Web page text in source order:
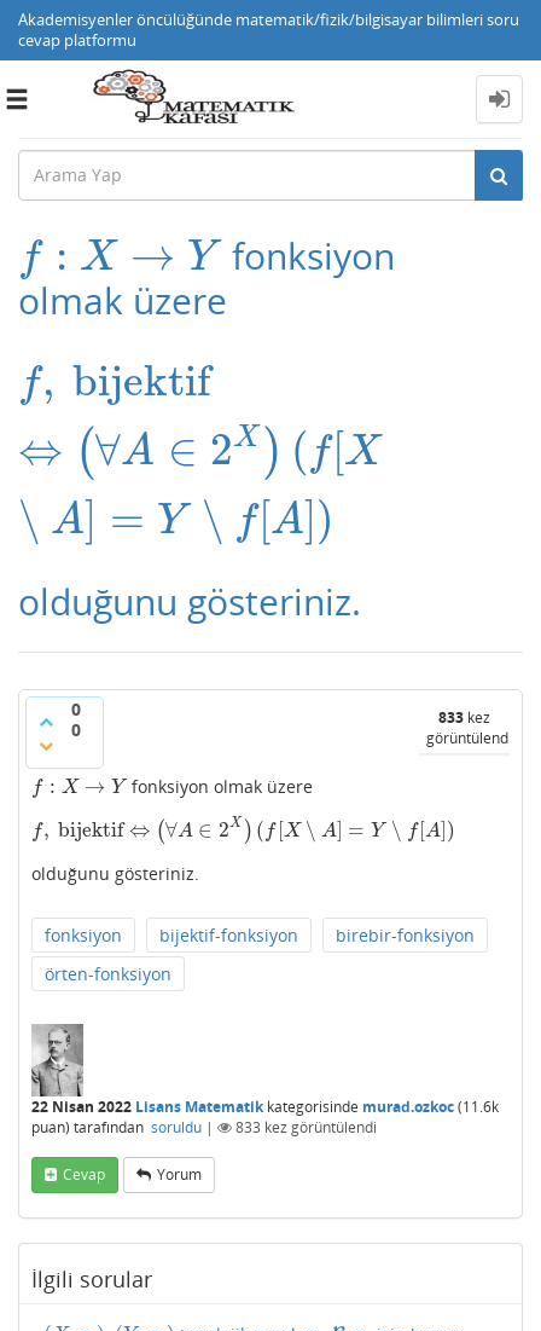
Akademisyenler öncülüğünde matematik/fizik/bilgisayar bilimleri soru
cevap platformu
Toggle
f : X → Y
f:X→Y
fonksiyon
olmak üzere
f, bijektif
⇔ (∀A ∈ 2X ) ( f[X
∖ A] = Y ∖ f[A])
f,bijektif⇔(∀
olduğunu gösteriniz.
0
0
833 kez
görüntülendi
f : X → Y
f:X→Y fonksiyon olmak üzere
f, bijektif ⇔ (∀A ∈ 2X ) ( f [X ∖ A] = Y ∖ f[A])
f,bijektif⇔ (∀ A∈2X )( f[ X∖A] =Y∖ f[A ])
olduğunu gösteriniz.
fonksiyon bijektif-fonksiyon
birebir-fonksiyon
örten-fonksiyon
22 Nisan 2022 Lisans Matematikkategorisinde murad.ozkoc(11.6k
puan) tarafından soruldu | 833 kez görüntülendi
Cevap Yorum
İlgili sorular